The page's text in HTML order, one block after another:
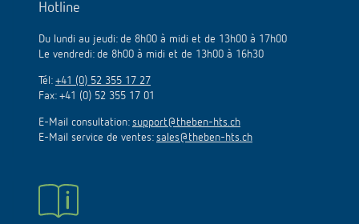
Hotline
Du lundi au jeudi: de 8h00 à midi et de 13h00 à 17h00
Le vendredi: de 8h00 à midi et de 13h00 à 16h30
Tél: +41 (0) 52 355 17 27
Fax: +41 (0) 52 355 17 01
E-Mail consultation: support@theben-hts.ch
E-Mail service de ventes: sales@theben-hts.ch